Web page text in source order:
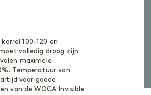
100-120 en
volledig droog zijn
maximale
Temperatuur van
voor goede
van de WOCA Invisible